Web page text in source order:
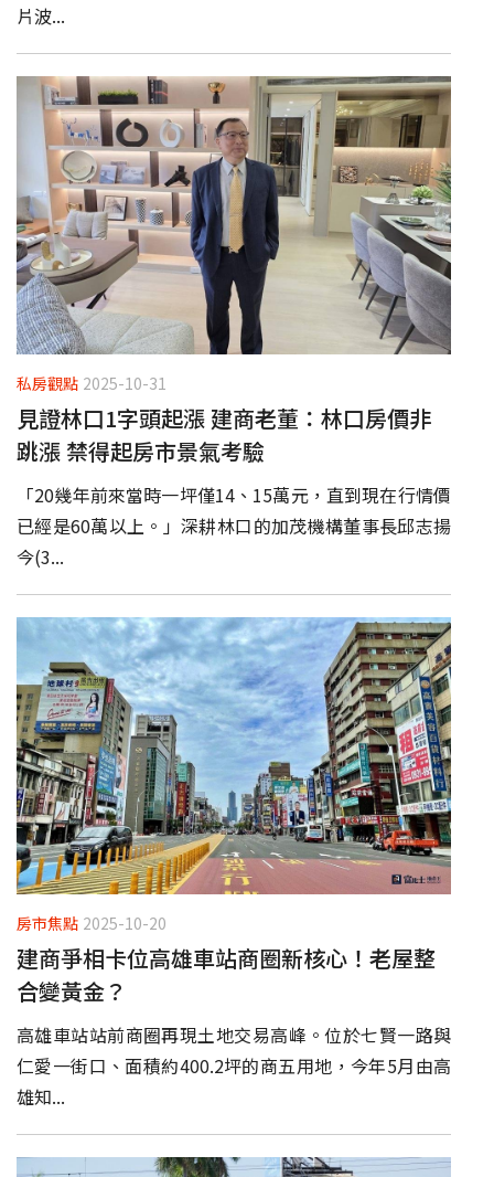
片波...
私房觀點 2025-10-31
見證林口1字頭起漲 建商老董：林口房價非
跳漲 禁得起房市景氣考驗
「20幾年前來當時一坪僅14、15萬元，直到現在行情價
已經是60萬以上。」深耕林口的加茂機構董事長邱志揚
今(3...
房市焦點 2025-10-20
建商爭相卡位高雄車站商圈新核心！老屋整
合變黃金？
高雄車站站前商圈再現土地交易高峰。位於七賢一路與
仁愛一街口、面積約400.2坪的商五用地，今年5月由高
雄知...